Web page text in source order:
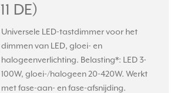
DE)
Universele LED-tastdimmer voor het
dimmen van LED, gloei- en
halogeenverlichting. Belasting*: LED 3-
100W, gloei-/halogeen 20-420W. Werkt
met fase-aan- en fase-afsnijding.